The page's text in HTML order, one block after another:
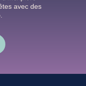
avec des